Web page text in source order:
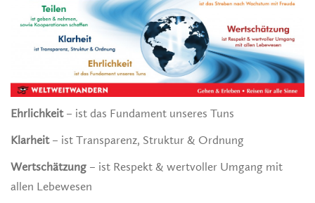
Ehrlichkeit– ist das Fundament unseres Tuns
Klarheit– ist Transparenz, Struktur & Ordnung
Wertschätzung – ist Respekt & wertvoller Umgang mit
allen Lebewesen